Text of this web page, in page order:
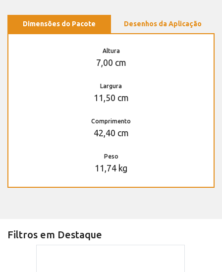
Dimensões do Pacote Desenhos da Aplicação
Altura
7,00 cm
Largura
11,50 cm
Comprimento
42,40 cm
Peso
11,74 kg
Filtros em Destaque